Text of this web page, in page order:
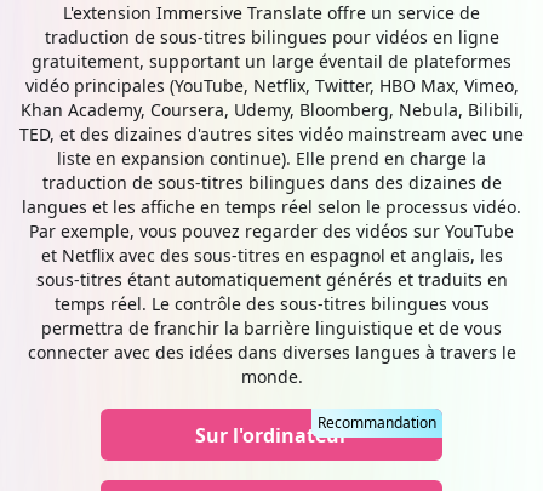
L'extension Immersive Translate offre un service de
traduction de sous-titres bilingues pour vidéos en ligne
gratuitement, supportant un large éventail de plateformes
vidéo principales (YouTube, Netflix, Twitter, HBO Max, Vimeo,
Khan Academy, Coursera, Udemy, Bloomberg, Nebula, Bilibili,
TED, et des dizaines d'autres sites vidéo mainstream avec une
liste en expansion continue). Elle prend en charge la
traduction de sous-titres bilingues dans des dizaines de
langues et les affiche en temps réel selon le processus vidéo.
Par exemple, vous pouvez regarder des vidéos sur YouTube
et Netflix avec des sous-titres en espagnol et anglais, les
sous-titres étant automatiquement générés et traduits en
temps réel. Le contrôle des sous-titres bilingues vous
permettra de franchir la barrière linguistique et de vous
connecter avec des idées dans diverses langues à travers le
monde.
Sur l'ordinateurRecommandation